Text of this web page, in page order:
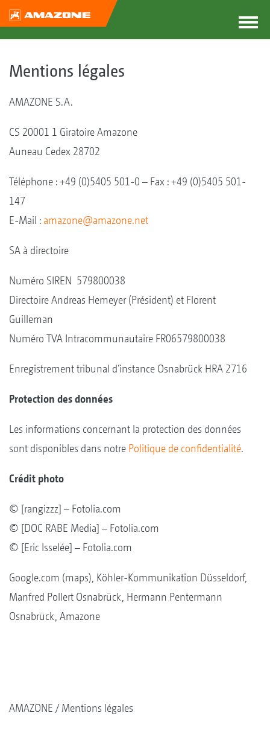
Mentions légales
AMAZONE S.A.
CS 20001 1 Giratoire Amazone
Auneau Cedex 28702
Téléphone : +49 (0)5405 501-0 – Fax : +49 (0)5405 501-
147
E-Mail : amazone@amazone.net
SA à directoire
Numéro SIREN 579800038
Directoire Andreas Hemeyer (Président) et Florent
Guilleman
Numéro TVA Intracommunautaire FR06579800038
Enregistrement tribunal d‘instance Osnabrück HRA 2716
Protection des données
Les informations concernant la protection des données
sont disponibles dans notre Politique de confidentialité.
Crédit photo
© [rangizzz] – Fotolia.com
© [DOC RABE Media] – Fotolia.com
© [Eric Isselée] – Fotolia.com
Google.com (maps), Köhler-Kommunikation Düsseldorf,
Manfred Pollert Osnabrück, Hermann Pentermann
Osnabrück, Amazone
AMAZONE Mentions légales